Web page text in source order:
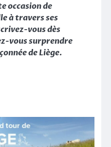
occasion de
à travers ses
vous dès
vous surprendre
de Liège.